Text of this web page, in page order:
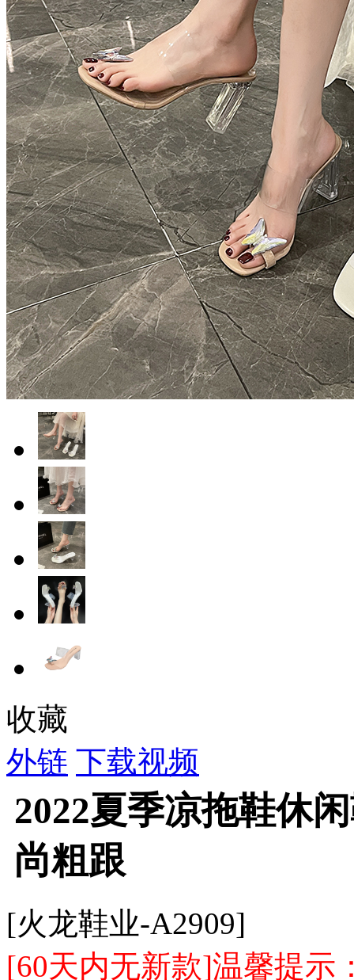
收藏
外链 下载视频
2022夏季凉拖鞋休
尚粗跟
[火龙鞋业-A2909]
[60天内无新款]温馨提示